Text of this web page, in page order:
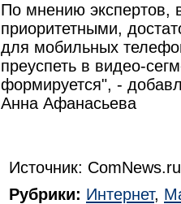
По мнению экспертов,
приоритетными,
для мобильных
преуспеть в видео-
формируется", -
Анна Афанасьева
Источник:
Рубрики: Интернет,